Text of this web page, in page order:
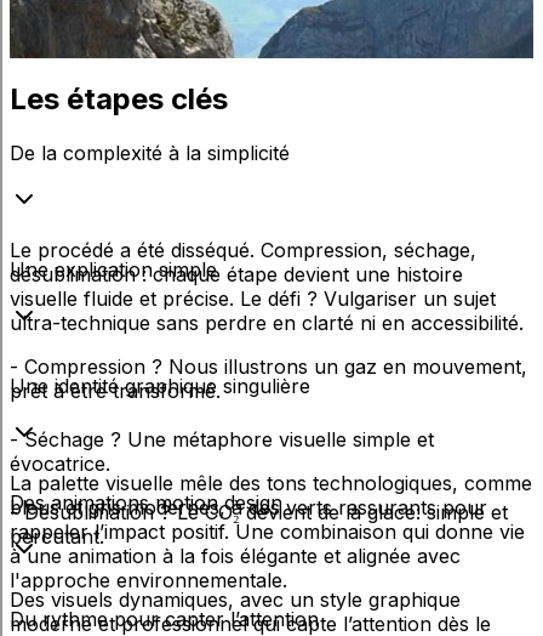
Les étapes clés
De la complexité à la simplicité
Le procédé a été disséqué. Compression, séchage,
désublimation : chaque étape devient une histoire
visuelle fluide et précise. Le défi ? Vulgariser un sujet
ultra-technique sans perdre en clarté ni en accessibilité.
Une explication simple
- Compression ? Nous illustrons un gaz en mouvement,
prêt à être transformé.
- Séchage ? Une métaphore visuelle simple et
évocatrice.
- Désublimation ? Le CO₂ devient de la glace: simple et
percutant.
Une identité graphique singulière
La palette visuelle mêle des tons technologiques, comme
bleus et gris modernes, à des verts rassurants pour
rappeler l’impact positif. Une combinaison qui donne vie
à une animation à la fois élégante et alignée avec
l'approche environnementale.
Des animations motion design
Des visuels dynamiques, avec un style graphique
moderne et professionnel qui capte l’attention dès le
Du rythme pour capter l’attention